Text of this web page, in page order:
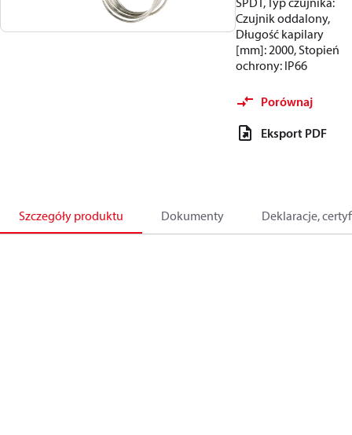
Czujnik oddalony,
Długość kapilary
[mm]: 2000, Stopień
ochrony: IP66
Porównaj
Eksport PDF
Szczegóły produktu Dokumenty Deklaracje,